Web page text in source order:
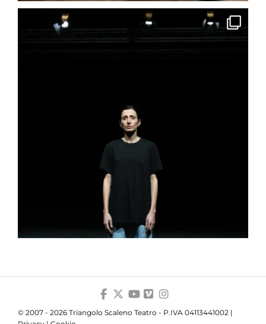
© 2007 - 2026 Triangolo Scaleno Teatro - P.IVA 04113441002 |